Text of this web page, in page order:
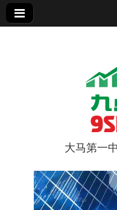
9点股票
大马第一